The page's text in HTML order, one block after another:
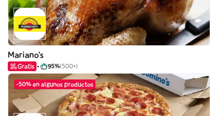
Mariano's
Gratis 95%(500+)
-50% en algunos productos